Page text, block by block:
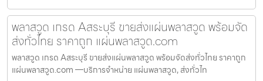
พลาสวูด เกรด Aสระบุรี ขายส่งแผ่นพลาสวูด พร้อมจัด
ส่งทั่วไทย ราคาถูก แผ่นพลาสวูด.com
พลาสวูด เกรด Aสระบุรี ขายส่งแผ่นพลาสวูด พร้อมจัดส่งทั่วไทย ราคาถูก
แผ่นพลาสวูด.com —บริการจำหน่าย แผ่นพลาสวูด, ส่งทั่วไท